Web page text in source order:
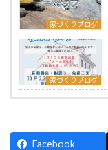
家づくりブログ
家づくりブログ
Facebook